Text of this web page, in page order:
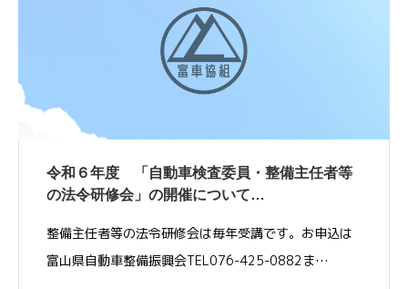
令和６年度 「自動車検査委員・整備主任者等
の法令研修会」の開催について…
整備主任者等の法令研修会は毎年受講です。お申込は
富山県自動車整備振興会TEL076-425-0882ま…